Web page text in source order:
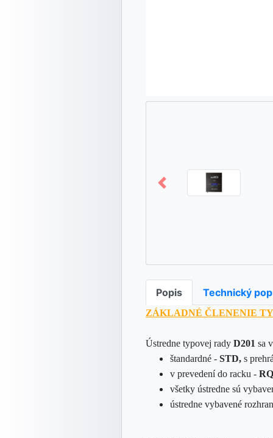
Popis Technický
ZÁKLADNÉ ČLENENIE
Ústredne typovej rady D201 sa
štandardné - STD, s
v prevedení do racku - RQ
všetky ústredne sú
ústredne vybavené